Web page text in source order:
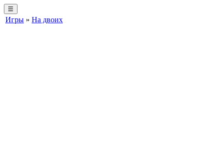
☰
Игры » На двоих